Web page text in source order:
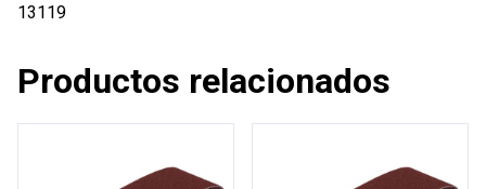
13119
Productos relacionados